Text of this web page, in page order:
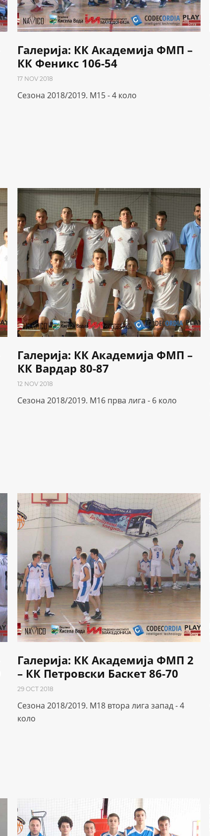
Галерија: КК Академија ФМП –
КК Феникс 106-54
17 NOV 2018
Сезона 2018/2019. М15 - 4 коло
Галерија: КК Академија ФМП –
КК Вардар 80-87
12 NOV 2018
Сезона 2018/2019. М16 прва лига - 6 коло
Галерија: КК Академија ФМП 2
– КК Петровски Баскет 86-70
29 OCT 2018
Сезона 2018/2019. М18 втора лига запад - 4
коло